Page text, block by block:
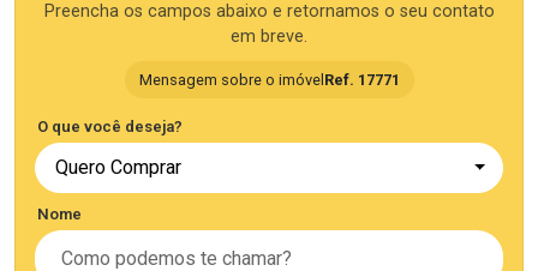
Preencha os campos abaixo e retornamos o seu contato
em breve.
Mensagem sobre o imóvel Ref. 17771
O que você deseja?
Quero Comprar
Nome